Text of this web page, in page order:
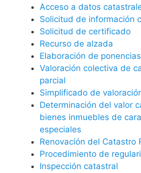
Acceso a datos
Solicitud de información
Solicitud de certificado
Recurso de alzada
Elaboración de
Valoración colectiva de
parcial
Simplificado de
Determinación del valor
bienes inmuebles de
especiales
Renovación del Catastro
Procedimiento de
Inspección catastral